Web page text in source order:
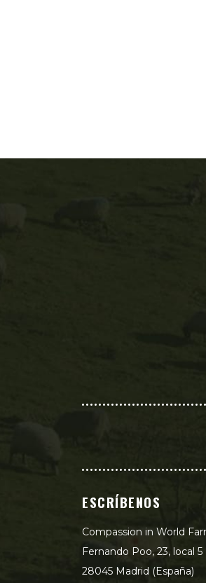
ESCRÍBENOS
Compassion in World
Fernando Poo, 23, local 5
28045 Madrid (España)